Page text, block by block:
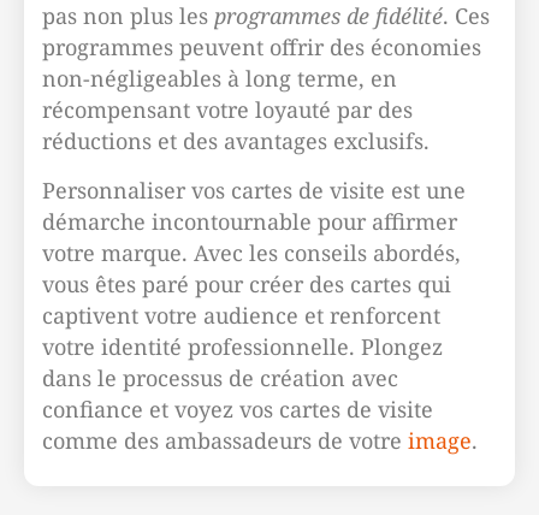
pas non plus les programmes de fidélité. Ces
programmes peuvent offrir des économies
non-négligeables à long terme, en
récompensant votre loyauté par des
réductions et des avantages exclusifs.
Personnaliser vos cartes de visite est une
démarche incontournable pour affirmer
votre marque. Avec les conseils abordés,
vous êtes paré pour créer des cartes qui
captivent votre audience et renforcent
votre identité professionnelle. Plongez
dans le processus de création avec
confiance et voyez vos cartes de visite
comme des ambassadeurs de votre image.